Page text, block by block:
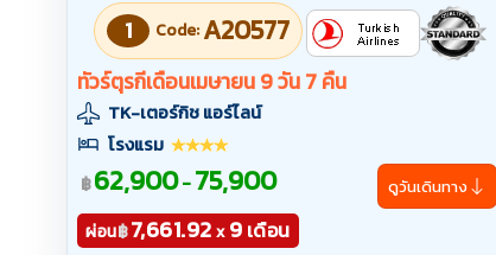
1 Code: A20577
ทัวร์ตุรกีเดือนเมษายน 9 วัน 7 คืน
TK-เตอร์กิช แอร์ไลน์
โรงแรม
฿62,900-75,900
ดูวันเดินทาง
ผ่อน฿7,661.92 x 9 เดือน